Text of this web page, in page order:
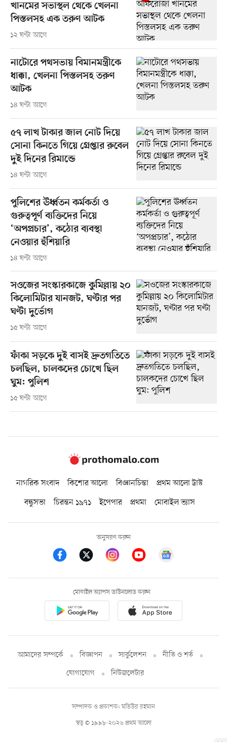
খানমের সভাস্থল থেকে খেলনা
পিস্তলসহ এক তরুণ আটক
১২ ঘণ্টা আগে
নাটোরে পথসভায় বিমানমন্ত্রীকে
ধাক্কা, খেলনা পিস্তলসহ তরুণ
আটক
১৪ ঘণ্টা আগে
৫৭ লাখ টাকার জাল নোট দিয়ে
সোনা কিনতে গিয়ে গ্রেপ্তার রুবেল
দুই দিনের রিমান্ডে
১৪ ঘণ্টা আগে
পুলিশের ঊর্ধ্বতন কর্মকর্তা ও
গুরুত্বপূর্ণ ব্যক্তিদের নিয়ে
‘অপপ্রচার’, কঠোর ব্যবস্থা
নেওয়ার হুঁশিয়ারি
১৪ ঘণ্টা আগে
সওজের সংস্কারকাজে কুমিল্লায় ২০
কিলোমিটার যানজট, ঘণ্টার পর
ঘণ্টা দুর্ভোগ
১৫ ঘণ্টা আগে
ফাঁকা সড়কে দুই বাসই দ্রুতগতিতে
চলছিল, চালকদের চোখে ছিল
ঘুম: পুলিশ
১৫ ঘণ্টা আগে
নাগরিক সংবাদ কিশোর আলো বিজ্ঞানচিন্তা
প্রথম আলো ট্রাস্ট
বন্ধুসভা
চিরন্তন ১৯৭১ ইপেপার প্রথমা মোবাইল ভ্যাস
অনুসরণ করুন
মোবাইল অ্যাপস ডাউনলোড করুন
আমাদের সম্পর্কে বিজ্ঞাপন সার্কুলেশন
নীতি ও শর্ত
যোগাযোগ
নিউজলেটার
স্বত্ব © ১৯৯৮-২০২৬ প্রথম আলো
সম্পাদক ও প্রকাশক: মতিউর রহমান